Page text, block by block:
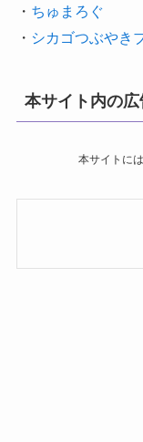
・ ちゅまろぐ
・ シカゴつぶやき
本サイト内の
本サイトに